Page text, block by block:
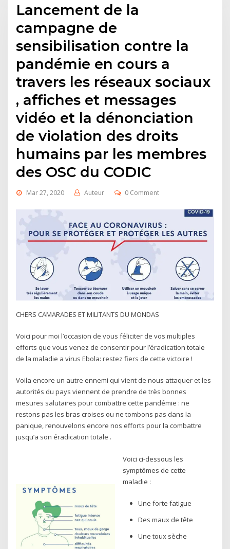
Lancement de la
campagne de
sensibilisation contre la
pandémie en cours a
travers les réseaux sociaux
, affiches et messages
vidéo et la dénonciation
de violation des droits
humains par les membres
des OSC du CODIC
Mar 27, 2020 Auteur 0 Comment
CHERS CAMARADES ET MILITANTS DU MONDAS
Voici pour moi l’occasion de vous féliciter de vos multiples
efforts que vous venez de consentir pour l’éradication totale
de la maladie a virus Ebola: restez fiers de cette victoire !
Voila encore un autre ennemi qui vient de nous attaquer et les
autorités du pays viennent de prendre de très bonnes
mesures salutaires pour combattre cette pandémie : ne
restons pas les bras croises ou ne tombons pas dans la
panique, renouvelons encore nos efforts pour la combattre
jusqu’a son éradication totale .
Voici ci-dessous les
symptômes de cette
maladie :
Une forte fatigue
Des maux de tête
Une toux sèche